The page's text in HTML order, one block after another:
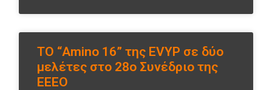
ΤΟ “Amino 16” της EVYP σε δύο
μελέτες στο 28ο Συνέδριο της
ΕΕΕΟ